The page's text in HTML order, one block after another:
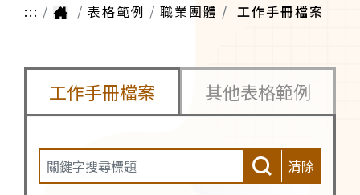
::: 表格範例 職業團體 工作手冊檔案
工作手冊檔案 其他表格範例
清除